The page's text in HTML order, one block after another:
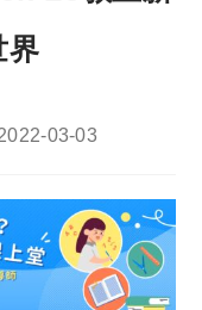
界
03-03